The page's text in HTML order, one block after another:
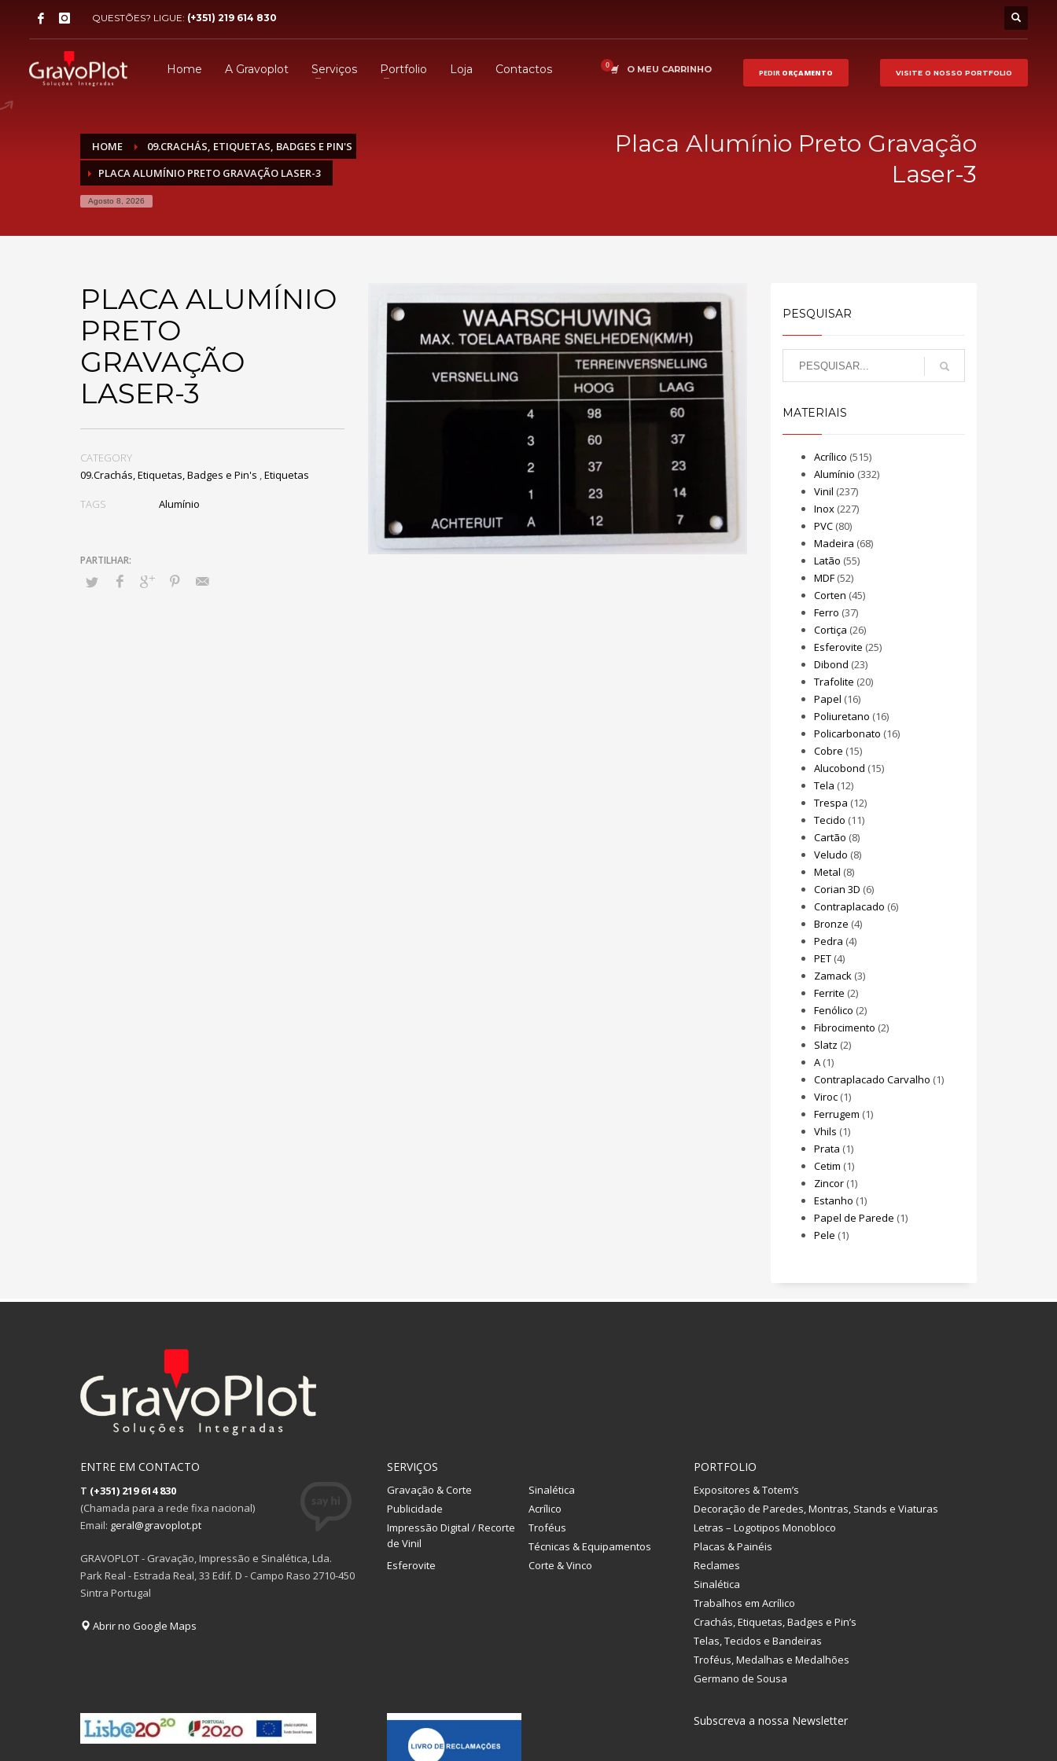
QUESTÕES? LIGUE: (+351) 219 614 830
Home A Gravoplot Serviços Portfolio Loja Contactos O MEU CARRINHO PEDIR ORÇAMENTO VISITE O NOSSO PORTFOLIO
HOME
09.CRACHÁS, ETIQUETAS, BADGES E PIN'S
PLACA ALUMÍNIO PRETO GRAVAÇÃO LASER-3
Agosto 8, 2026
Placa Alumínio Preto Gravação
Laser-3
PLACA ALUMÍNIO
PRETO
GRAVAÇÃO
LASER-3
CATEGORY
09.Crachás, Etiquetas, Badges e Pin's ,Etiquetas
TAGS Alumínio
PESQUISAR
MATERIAIS
Acrílico (515)
Alumínio (332)
Vinil (237)
Inox(227)
PVC(80)
Madeira (68)
Latão (55)
MDF(52)
Corten (45)
Ferro (37)
Cortiça (26)
Esferovite (25)
Dibond (23)
Trafolite (20)
Papel (16)
Poliuretano (16)
Policarbonato (16)
Cobre (15)
Alucobond (15)
Tela (12)
Trespa (12)
Tecido (11)
Cartão (8)
Veludo (8)
Metal (8)
Corian 3D (6)
Contraplacado (6)
Bronze (4)
Pedra (4)
PET(4)
Zamack(3)
Ferrite (2)
Fenólico (2)
Fibrocimento (2)
Slatz (2)
A(1)
Contraplacado Carvalho (1)
Viroc(1)
Ferrugem (1)
Vhils (1)
Prata (1)
Cetim (1)
Zincor(1)
Estanho (1)
Papel de Parede (1)
Pele (1)
ENTRE EM CONTACTO
T (+351) 219 614 830
(Chamada para a rede fixa nacional)
Email: geral@gravoplot.pt
GRAVOPLOT - Gravação, Impressão e Sinalética, Lda.
Park Real - Estrada Real, 33 Edif. D - Campo Raso 2710-450
Sintra Portugal
Abrir no Google Maps
SERVIÇOS
Gravação & Corte
Sinalética
Publicidade
Acrílico
Impressão Digital / Recorte
de Vinil
Troféus
Técnicas & Equipamentos
Esferovite
Corte & Vinco
PORTFOLIO
Expositores & Totem’s
Decoração de Paredes, Montras, Stands e Viaturas
Letras – Logotipos Monobloco
Placas & Painéis
Reclames
Sinalética
Trabalhos em Acrílico
Crachás, Etiquetas, Badges e Pin’s
Telas, Tecidos e Bandeiras
Troféus, Medalhas e Medalhões
Germano de Sousa
Subscreva a nossa Newsletter